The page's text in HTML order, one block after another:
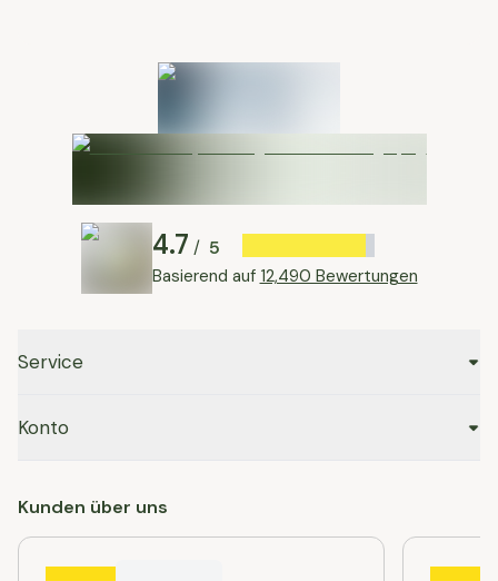
4.7 / 5
Basierend auf 12,490 Bewertungen
Service
Konto
Kunden über uns